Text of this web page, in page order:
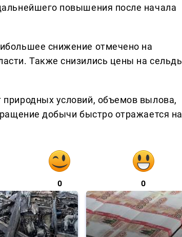
повышения после начала
снижение отмечено на
Также снизились цены на сельдь
условий, объемов вылова,
добычи быстро отражается на
0 0